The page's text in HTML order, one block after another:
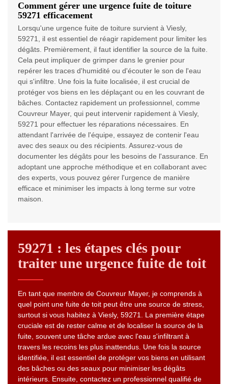
Comment gérer une urgence fuite de toiture
59271 efficacement
Lorsqu'une urgence fuite de toiture survient à Viesly,
59271, il est essentiel de réagir rapidement pour limiter les
dégâts. Premièrement, il faut identifier la source de la fuite.
Cela peut impliquer de grimper dans le grenier pour
repérer les traces d'humidité ou d'écouter le son de l'eau
qui s'infiltre. Une fois la fuite localisée, il est crucial de
protéger vos biens en les déplaçant ou en les couvrant de
bâches. Contactez rapidement un professionnel, comme
Couvreur Mayer, qui peut intervenir rapidement à Viesly,
59271 pour effectuer les réparations nécessaires. En
attendant l'arrivée de l'équipe, essayez de contenir l'eau
avec des seaux ou des récipients. Assurez-vous de
documenter les dégâts pour les besoins de l'assurance. En
adoptant une approche méthodique et en collaborant avec
des experts, vous pouvez gérer l'urgence de manière
efficace et minimiser les impacts à long terme sur votre
maison.
59271 : les étapes clés pour
traiter une urgence fuite de toit
En tant que membre de Couvreur Mayer, je comprends à
quel point une fuite de toit peut être une source de stress,
surtout si vous habitez à Viesly, 59271. La première étape
cruciale est de rester calme et de localiser la source de la
fuite, souvent une tâche ardue avec l'eau s'infiltrant à
travers les recoins les plus inattendus. Une fois la source
identifiée, il est essentiel de protéger vos biens en utilisant
des bâches ou des seaux pour minimiser les dégâts
intérieurs. Ensuite, contactez un professionnel qualifié de